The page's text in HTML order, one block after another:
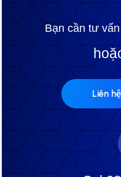
Bạn cần tư
Liên